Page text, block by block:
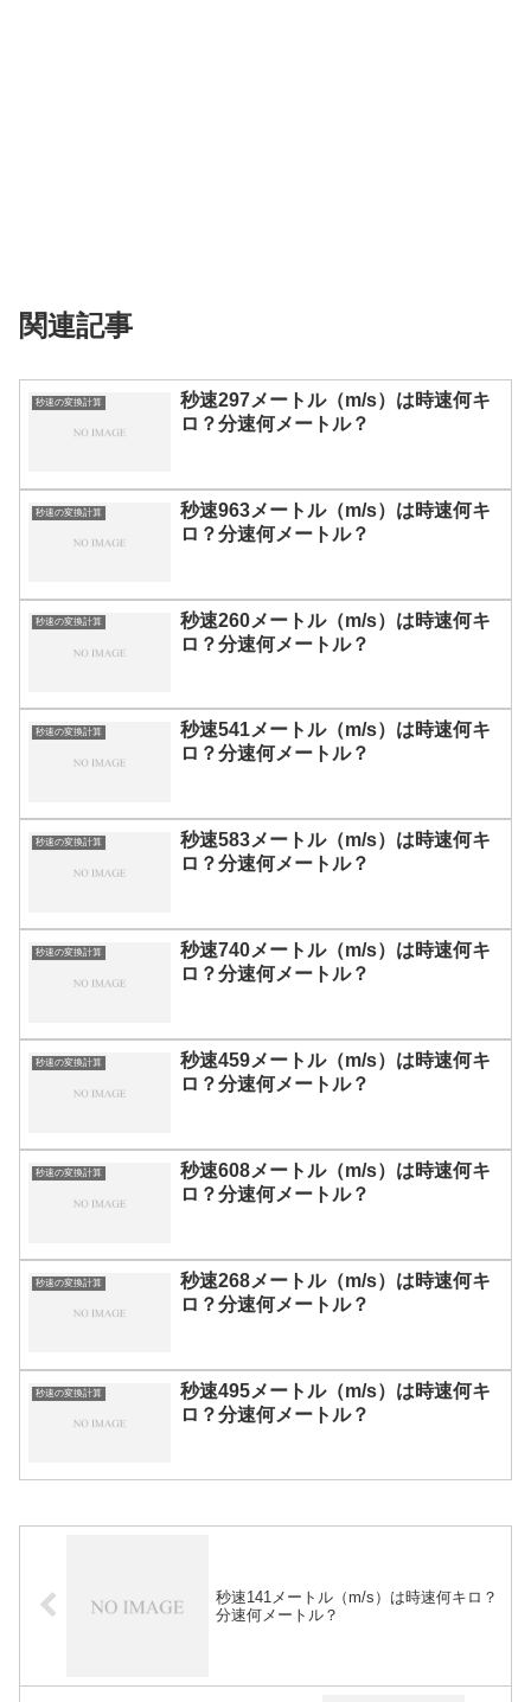
関連記事
秒速の変換計算
秒速297メートル（m/s）は時速何キ
ロ？分速何メートル？
秒速の変換計算
秒速963メートル（m/s）は時速何キ
ロ？分速何メートル？
秒速の変換計算
秒速260メートル（m/s）は時速何キ
ロ？分速何メートル？
秒速の変換計算
秒速541メートル（m/s）は時速何キ
ロ？分速何メートル？
秒速の変換計算
秒速583メートル（m/s）は時速何キ
ロ？分速何メートル？
秒速の変換計算
秒速740メートル（m/s）は時速何キ
ロ？分速何メートル？
秒速の変換計算
秒速459メートル（m/s）は時速何キ
ロ？分速何メートル？
秒速の変換計算
秒速608メートル（m/s）は時速何キ
ロ？分速何メートル？
秒速の変換計算
秒速268メートル（m/s）は時速何キ
ロ？分速何メートル？
秒速の変換計算
秒速495メートル（m/s）は時速何キ
ロ？分速何メートル？
秒速141メートル（m/s）は時速何キロ？
分速何メートル？